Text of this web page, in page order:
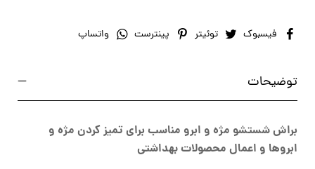
فیسبوک توئیتر پینترست واتساپ
توضیحات
براش شستشو مژه و ابرو مناسب برای تمیز کردن مژه و
ابروها و اعمال محصولات بهداشتی